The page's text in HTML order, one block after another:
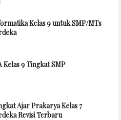
Kelas 9 untuk SMP/MTs
Kelas 9 Tingkat SMP
Ajar Prakarya Kelas 7
Revisi Terbaru